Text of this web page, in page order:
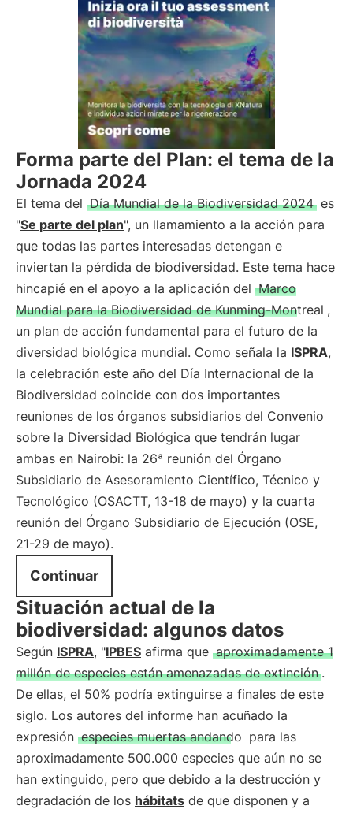
Forma parte del Plan: el tema de la
Jornada 2024
El tema del Día Mundial de la Biodiversidad 2024 es
"Se parte del plan", un llamamiento a la acción para
que todas las partes interesadas detengan e
inviertan la pérdida de biodiversidad. Este tema hace
hincapié en el apoyo a la aplicación del Marco
Mundial para la Biodiversidad de Kunming-Montreal ,
un plan de acción fundamental para el futuro de la
diversidad biológica mundial. Como señala la ISPRA,
la celebración este año del Día Internacional de la
Biodiversidad coincide con dos importantes
reuniones de los órganos subsidiarios del Convenio
sobre la Diversidad Biológica que tendrán lugar
ambas en Nairobi: la 26ª reunión del Órgano
Subsidiario de Asesoramiento Científico, Técnico y
Tecnológico (OSACTT, 13-18 de mayo) y la cuarta
reunión del Órgano Subsidiario de Ejecución (OSE,
21-29 de mayo).
Continuar
Situación actual de la
biodiversidad: algunos datos
Según ISPRA, "IPBES afirma que aproximadamente 1
millón de especies están amenazadas de extinción .
De ellas, el 50% podría extinguirse a finales de este
siglo. Los autores del informe han acuñado la
expresión especies muertas andando para las
aproximadamente 500.000 especies que aún no se
han extinguido, pero que debido a la destrucción y
degradación de los hábitats de que disponen y a